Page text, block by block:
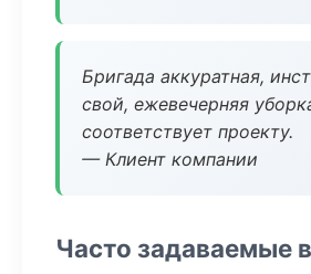
Бригада аккуратная,
свой, ежевечерняя
соответствует проекту.
— Клиент компании
Часто задаваемые